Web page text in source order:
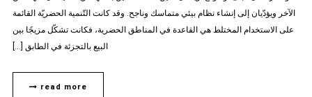
الآخر ويؤدّيان إلى إنشاء نظام بيئي متماسك وناجح. وقد كانت التّنمية الحضريّة القائمة
على الاستخدام المختلط هي القاعدة في المناطق الحضرية، فكانت تشكّل مزيجًا بين
البيع بالتجزئة في الطابق […]
read more